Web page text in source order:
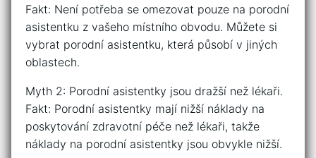
Fakt: Není potřeba se omezovat pouze na porodní
asistentku z vašeho místního obvodu. Můžete si
vybrat porodní asistentku, která působí v jiných
oblastech.
Myth 2: Porodní asistentky jsou dražší než lékaři.
Fakt: Porodní asistentky mají nižší náklady na
poskytování zdravotní péče než lékaři, takže
náklady na porodní asistentky jsou obvykle nižší.